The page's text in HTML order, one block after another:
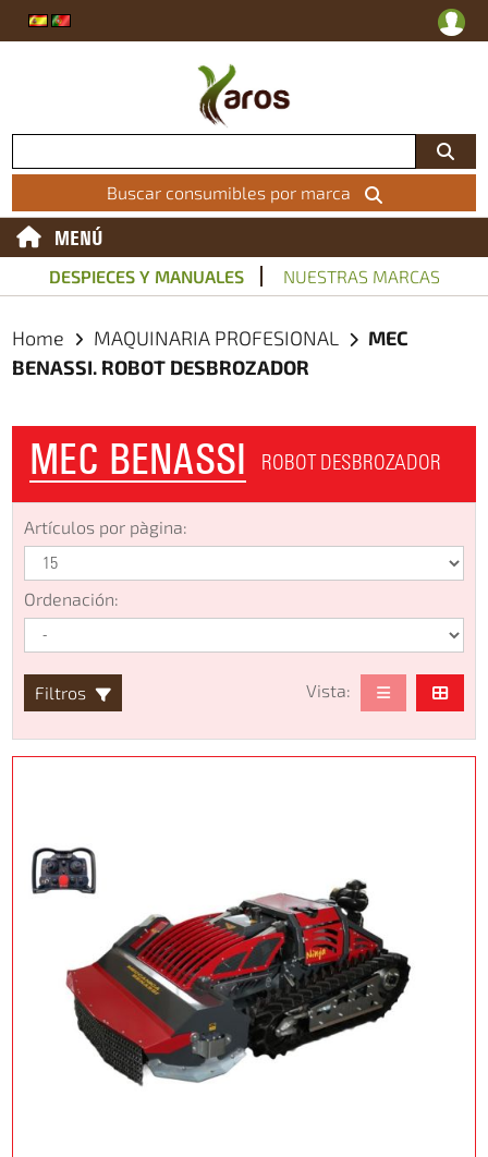
Buscar consumibles por marca
MENÚ
DESPIECES Y MANUALES NUESTRAS MARCAS
Home MAQUINARIA PROFESIONAL
MEC
BENASSI. ROBOT DESBROZADOR
MEC BENASSI ROBOT DESBROZADOR
Artículos por pàgina:
Ordenación:
Filtros Vista: